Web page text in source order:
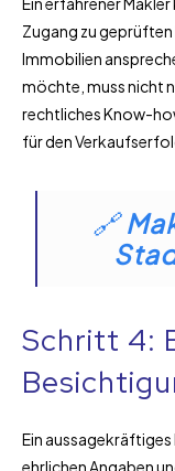
Zugang zu geprüften
Immobilien
möchte, muss nicht
rechtliches Know-
für den
🔗
Schritt 4:
Ein
ehrlichen Angaben